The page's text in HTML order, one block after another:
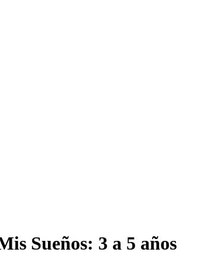
Sueños: 3 a 5 años